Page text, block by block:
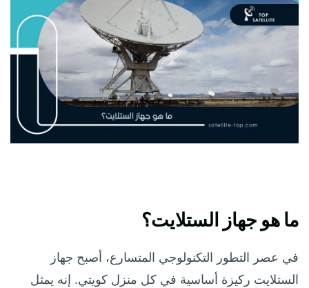
ما هو جهاز الستلايت؟
في عصر التطور التكنولوجي المتسارع، أصبح جهاز
الستلايت ركيزة أساسية في كل منزل كويتي. إنه يمثل